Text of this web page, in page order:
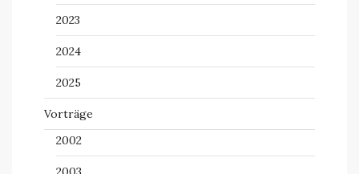
2023
2024
2025
Vorträge
2002